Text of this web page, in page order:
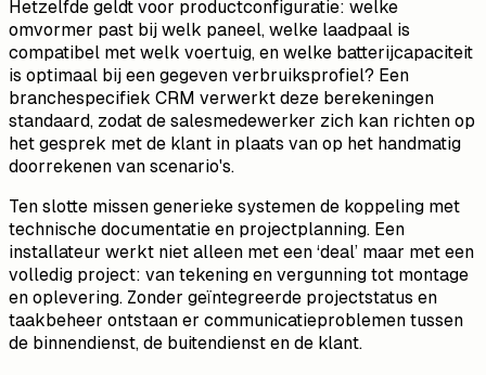
Hetzelfde geldt voor productconfiguratie: welke
omvormer past bij welk paneel, welke laadpaal is
compatibel met welk voertuig, en welke batterijcapaciteit
is optimaal bij een gegeven verbruiksprofiel? Een
branchespecifiek CRM verwerkt deze berekeningen
standaard, zodat de salesmedewerker zich kan richten op
het gesprek met de klant in plaats van op het handmatig
doorrekenen van scenario's.
Ten slotte missen generieke systemen de koppeling met
technische documentatie en projectplanning. Een
installateur werkt niet alleen met een ‘deal’ maar met een
volledig project: van tekening en vergunning tot montage
en oplevering. Zonder geïntegreerde projectstatus en
taakbeheer ontstaan er communicatieproblemen tussen
de binnendienst, de buitendienst en de klant.